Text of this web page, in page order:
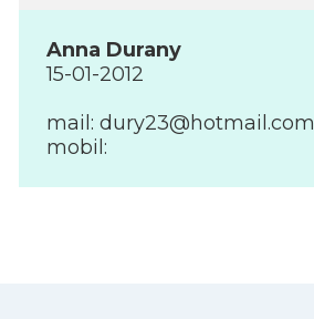
Anna Durany
15-01-2012
mail: dury23@hotmail.com
mobil: